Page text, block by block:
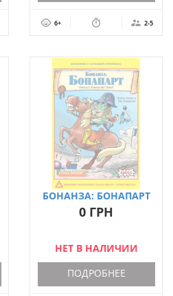
6+ 2-5
БОНАНЗА: БОНАПАРТ
(ДОПОЛНЕНИЕ)
0 ГРН
НЕТ В НАЛИЧИИ
ПОДРОБНЕЕ